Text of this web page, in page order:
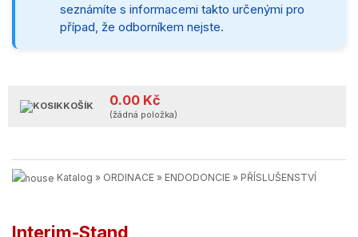
seznámíte s informacemi takto určenými pro
případ, že odborníkem nejste.
KOŠÍK 0.00 Kč
(žádná položka)
Katalog » ORDINACE » ENDODONCIE » PŘÍSLUŠENSTVÍ
Interim-Stand